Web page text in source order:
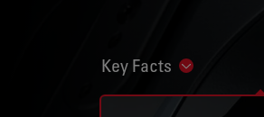
Key Facts Show